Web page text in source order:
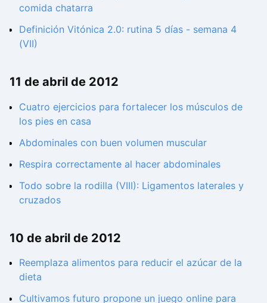
comida chatarra
Definición Vitónica 2.0: rutina 5 días - semana 4
(VII)
11 de abril de 2012
Cuatro ejercicios para fortalecer los músculos de
los pies en casa
Abdominales con buen volumen muscular
Respira correctamente al hacer abdominales
Todo sobre la rodilla (VIII): Ligamentos laterales y
cruzados
10 de abril de 2012
Reemplaza alimentos para reducir el azúcar de la
dieta
Cultivamos futuro propone un juego online para